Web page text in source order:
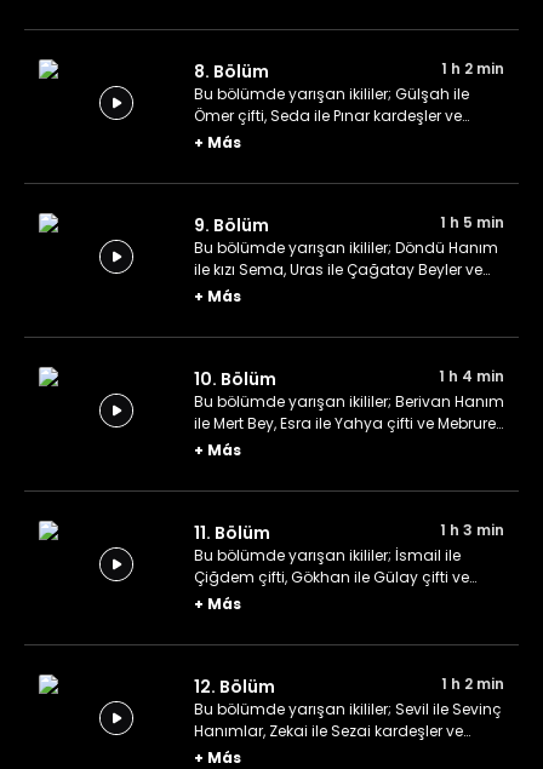
8. Bölüm
1 h 2 min
Bu bölümde yarışan ikililer; Gülşah ile
Ömer çifti, Seda ile Pınar kardeşler ve
Yağmur ile Gökhan çifti.
+ Más
9. Bölüm
1 h 5 min
Bu bölümde yarışan ikililer; Döndü Hanım
ile kızı Sema, Uras ile Çağatay Beyler ve
Begüm ile Leyla Hanımlar.
+ Más
10. Bölüm
1 h 4 min
Bu bölümde yarışan ikililer; Berivan Hanım
ile Mert Bey, Esra ile Yahya çifti ve Mebrure
ile Hamide Hanımlar.
+ Más
11. Bölüm
1 h 3 min
Bu bölümde yarışan ikililer; İsmail ile
Çiğdem çifti, Gökhan ile Gülay çifti ve
Beyza ile Betül kardeşler.
+ Más
12. Bölüm
1 h 2 min
Bu bölümde yarışan ikililer; Sevil ile Sevinç
Hanımlar, Zekai ile Sezai kardeşler ve
parlak öğrenciler Sena ile Emirhan.
+ Más